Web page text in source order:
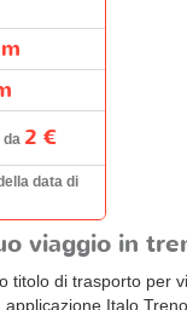
2 €
data di
viaggio in
titolo di trasporto per
Italo